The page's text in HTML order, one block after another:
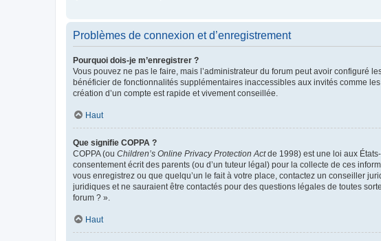
Problèmes de connexion et d’enregistrement
Pourquoi dois-je m’enregistrer ?
Vous pouvez ne pas le faire, mais l’administrateur du forum peut avoir configuré
bénéficier de fonctionnalités supplémentaires inaccessibles aux invités comme
création d’un compte est rapide et vivement conseillée.
Haut
Que signifie COPPA ?
COPPA (ou Children’s Online Privacy Protection Actde 1998) est une loi aux
consentement écrit des parents (ou d’un tuteur légal) pour la collecte de ces
vous enregistrez ou que quelqu’un le fait à votre place, contactez un conseiller
juridiques et ne sauraient être contactés pour des questions légales de toutes
forum ? ».
Haut